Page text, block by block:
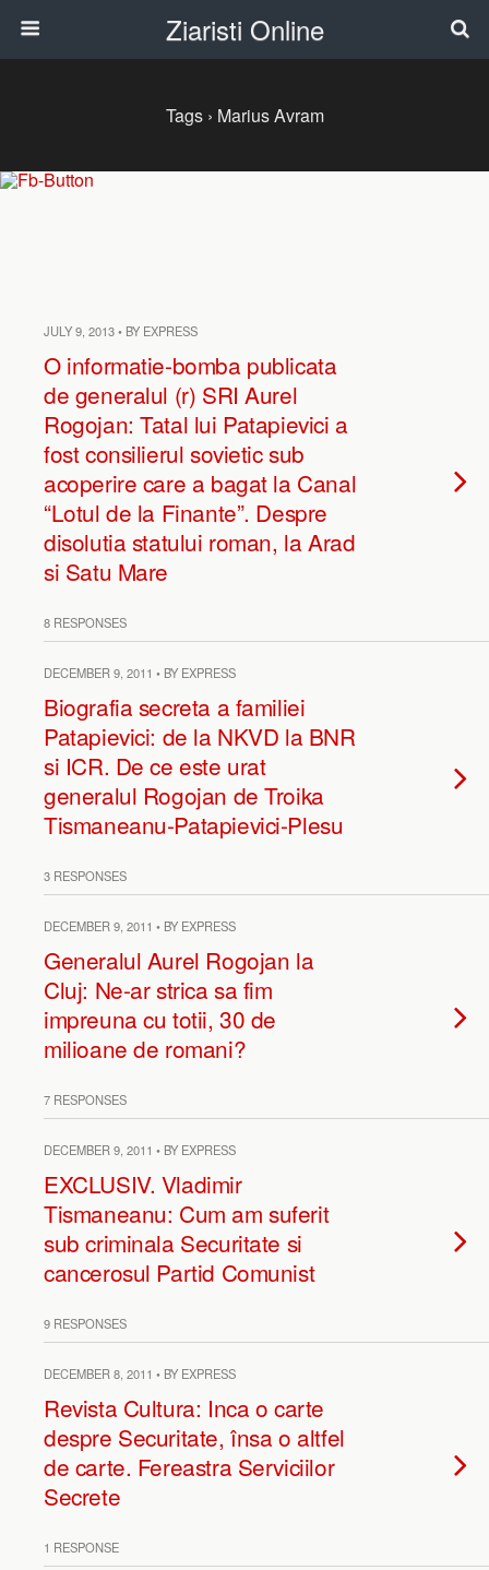
Ziaristi Online
Tags › Marius Avram
JULY 9, 2013 • BY EXPRESS
O informatie-bomba publicata
de generalul (r) SRI Aurel
Rogojan: Tatal lui Patapievici a
fost consilierul sovietic sub
acoperire care a bagat la Canal
“Lotul de la Finante”. Despre
disolutia statului roman, la Arad
si Satu Mare
8 RESPONSES
DECEMBER 9, 2011 • BY EXPRESS
Biografia secreta a familiei
Patapievici: de la NKVD la BNR
si ICR. De ce este urat
generalul Rogojan de Troika
Tismaneanu-Patapievici-Plesu
3 RESPONSES
DECEMBER 9, 2011 • BY EXPRESS
Generalul Aurel Rogojan la
Cluj: Ne-ar strica sa fim
impreuna cu totii, 30 de
milioane de romani?
7 RESPONSES
DECEMBER 9, 2011 • BY EXPRESS
EXCLUSIV. Vladimir
Tismaneanu: Cum am suferit
sub criminala Securitate si
cancerosul Partid Comunist
9 RESPONSES
DECEMBER 8, 2011 • BY EXPRESS
Revista Cultura: Inca o carte
despre Securitate, însa o altfel
de carte. Fereastra Serviciilor
Secrete
1 RESPONSE